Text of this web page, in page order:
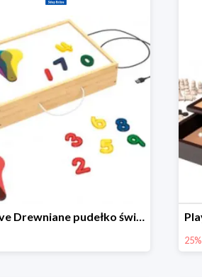
Playtive Drewniane pudełko świetlne MONTESSORI
25%